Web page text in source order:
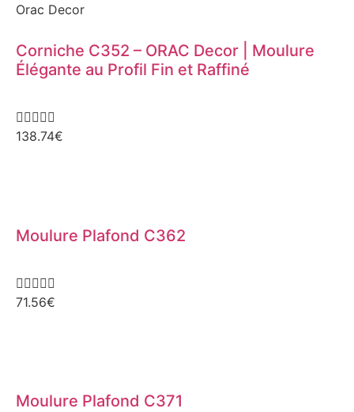
Orac Decor
Corniche C352 – ORAC Decor | Moulure
Élégante au Profil Fin et Raffiné

138.74€
Moulure Plafond C362

71.56€
Moulure Plafond C371